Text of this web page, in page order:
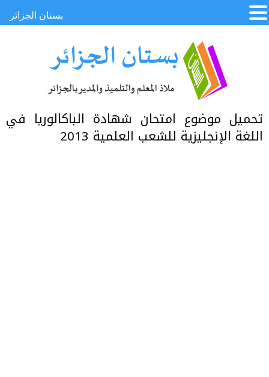
تحميل موضوع امتحان شهادة الباكالوريا في
اللغة الإنجليزية للشعب العلمية 2013
بستان الجزائر